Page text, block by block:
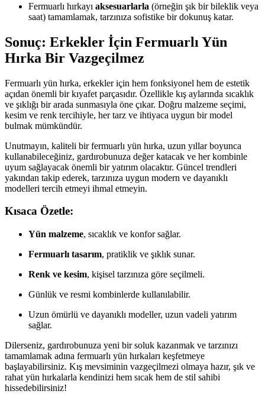
Fermuarlı hırkayı aksesuarlarla (örneğin şık bir bileklik veya
saat) tamamlamak, tarzınıza sofistike bir dokunuş katar.
Sonuç: Erkekler İçin Fermuarlı Yün
Hırka Bir Vazgeçilmez
Fermuarlı yün hırka, erkekler için hem fonksiyonel hem de estetik
açıdan önemli bir kıyafet parçasıdır. Özellikle kış aylarında sıcaklık
ve şıklığı bir arada sunmasıyla öne çıkar. Doğru malzeme seçimi,
kesim ve renk tercihiyle, her tarz ve ihtiyaca uygun bir model
bulmak mümkündür.
Unutmayın, kaliteli bir fermuarlı yün hırka, uzun yıllar boyunca
kullanabileceğiniz, gardırobunuza değer katacak ve her kombinle
uyum sağlayacak önemli bir yatırım olacaktır. Güncel trendleri
yakından takip ederek, tarzınıza uygun modern ve dayanıklı
modelleri tercih etmeyi ihmal etmeyin.
Kısaca Özetle:
Yün malzeme, sıcaklık ve konfor sağlar.
Fermuarlı tasarım, pratiklik ve şıklık sunar.
Renk ve kesim, kişisel tarzınıza göre seçilmeli.
Günlük ve resmi kombinlerde kullanılabilir.
Uzun ömürlü ve dayanıklı modeller, uzun vadeli yatırım
sağlar.
Dilerseniz, gardırobunuza yeni bir soluk kazanmak ve tarzınızı
tamamlamak adına fermuarlı yün hırkaları keşfetmeye
başlayabilirsiniz. Kış mevsiminin vazgeçilmezi olmaya hazır, şık ve
rahat yün hırkalarla kendinizi hem sıcak hem de stil sahibi
hissedebilirsiniz!